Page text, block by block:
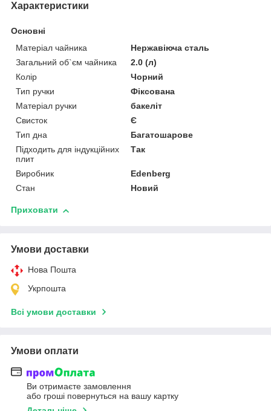
Характеристики
Основні
Матеріал чайника
Нержавіюча сталь
Загальний об`єм чайника
2.0 (л)
Колір
Чорний
Тип ручки
Фіксована
Матеріал ручки
бакеліт
Свисток
Є
Тип дна
Багатошарове
Підходить для індукційних
плит
Так
Виробник
Edenberg
Стан
Новий
Приховати
Умови доставки
Нова Пошта
Укрпошта
Всі умови доставки
Умови оплати
Ви отримаєте замовлення
або гроші повернуться на вашу картку